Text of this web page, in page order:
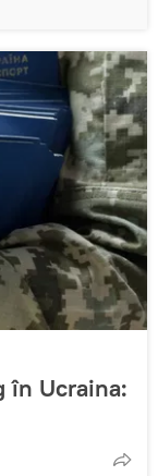
în Ucraina: